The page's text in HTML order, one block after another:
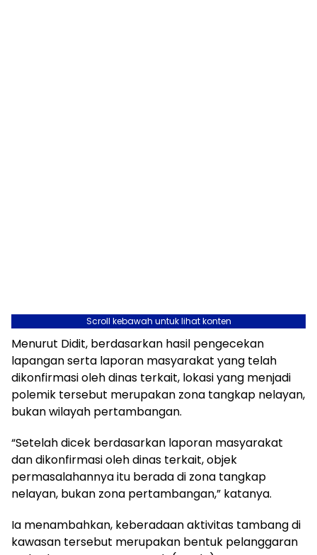
Scroll kebawah untuk lihat konten
Menurut Didit, berdasarkan hasil pengecekan
lapangan serta laporan masyarakat yang telah
dikonfirmasi oleh dinas terkait, lokasi yang menjadi
polemik tersebut merupakan zona tangkap nelayan,
bukan wilayah pertambangan.
“Setelah dicek berdasarkan laporan masyarakat
dan dikonfirmasi oleh dinas terkait, objek
permasalahannya itu berada di zona tangkap
nelayan, bukan zona pertambangan,” katanya.
Ia menambahkan, keberadaan aktivitas tambang di
kawasan tersebut merupakan bentuk pelanggaran